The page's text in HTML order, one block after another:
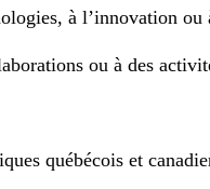
à l’innovation ou
ou à des
québécois et